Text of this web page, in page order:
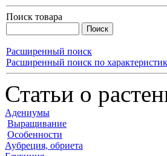
Поиск товара
Расширенный поиск
Расширенный поиск по
Статьи о
Адениумы
Выращивание
Особенности
Аубреция, обриета